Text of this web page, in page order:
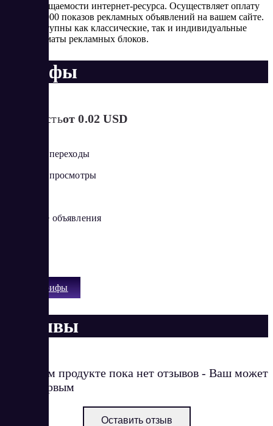
посещаемости интернет-ресурса. Осуществляет оплату
за 1000 показов рекламных объявлений на вашем сайте.
Доступны как классические, так и индивидуальные
форматы рекламных блоков.
Тарифы
Стоимостьот 0.02 USD
Оплата за переходы
Оплата за просмотры
Текстовые объявления
Все тарифы
Отзывы
О данном продукте пока нет отзывов - Ваш может
стать первым
Оставить отзыв